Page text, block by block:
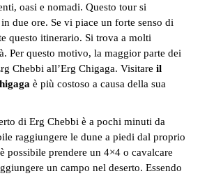
oasi e nomadi. Questo tour si
due ore. Se vi piace un forte senso di
questo itinerario. Si trova a molti
Per questo motivo, la maggior parte dei
Chebbi all’Erg Chigaga. Visitare il
è più costoso a causa della sua
di Erg Chebbi è a pochi minuti da
raggiungere le dune a piedi dal proprio
possibile prendere un 4×4 o cavalcare
un campo nel deserto. Essendo